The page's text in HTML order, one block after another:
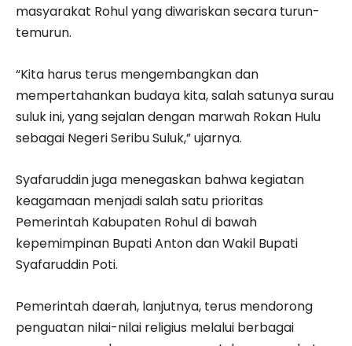
masyarakat Rohul yang diwariskan secara turun-
temurun.
“Kita harus terus mengembangkan dan
mempertahankan budaya kita, salah satunya surau
suluk ini, yang sejalan dengan marwah Rokan Hulu
sebagai Negeri Seribu Suluk,” ujarnya.
Syafaruddin juga menegaskan bahwa kegiatan
keagamaan menjadi salah satu prioritas
Pemerintah Kabupaten Rohul di bawah
kepemimpinan BupatiAntondan Wakil Bupati
Syafaruddin Poti.
Pemerintah daerah, lanjutnya, terus mendorong
penguatan nilai-nilai religius melalui berbagai